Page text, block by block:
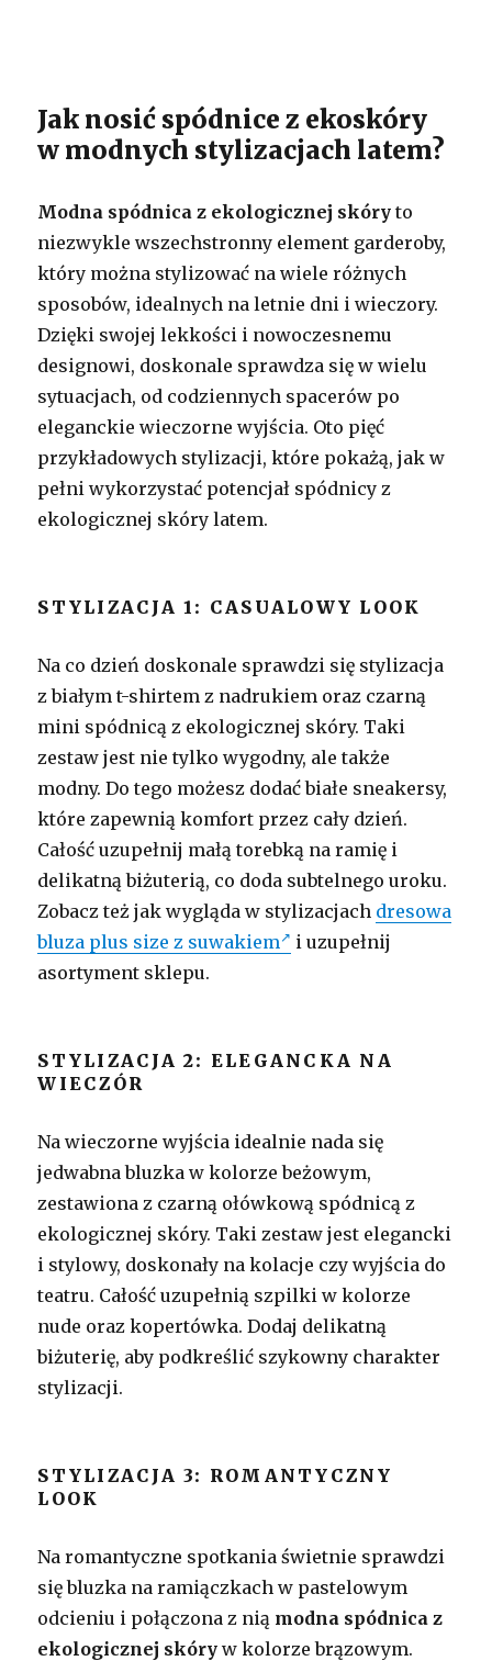
Jak nosić spódnice z ekoskóry
w modnych stylizacjach latem?
Modna spódnica z ekologicznej skóry to
niezwykle wszechstronny element garderoby,
który można stylizować na wiele różnych
sposobów, idealnych na letnie dni i wieczory.
Dzięki swojej lekkości i nowoczesnemu
designowi, doskonale sprawdza się w wielu
sytuacjach, od codziennych spacerów po
eleganckie wieczorne wyjścia. Oto pięć
przykładowych stylizacji, które pokażą, jak w
pełni wykorzystać potencjał spódnicy z
ekologicznej skóry latem.
STYLIZACJA 1: CASUALOWY LOOK
Na co dzień doskonale sprawdzi się stylizacja
z białym t-shirtem z nadrukiem oraz czarną
mini spódnicą z ekologicznej skóry. Taki
zestaw jest nie tylko wygodny, ale także
modny. Do tego możesz dodać białe sneakersy,
które zapewnią komfort przez cały dzień.
Całość uzupełnij małą torebką na ramię i
delikatną biżuterią, co doda subtelnego uroku.
Zobacz też jak wygląda w stylizacjach dresowa
bluza plus size z suwakiem
i uzupełnij
asortyment sklepu.
STYLIZACJA 2: ELEGANCKA NA
WIECZÓR
Na wieczorne wyjścia idealnie nada się
jedwabna bluzka w kolorze beżowym,
zestawiona z czarną ołówkową spódnicą z
ekologicznej skóry. Taki zestaw jest elegancki
i stylowy, doskonały na kolacje czy wyjścia do
teatru. Całość uzupełnią szpilki w kolorze
nude oraz kopertówka. Dodaj delikatną
biżuterię, aby podkreślić szykowny charakter
stylizacji.
STYLIZACJA 3: ROMANTYCZNY
LOOK
Na romantyczne spotkania świetnie sprawdzi
się bluzka na ramiączkach w pastelowym
odcieniu i połączona z nią modna spódnica z
ekologicznej skóryw kolorze brązowym.